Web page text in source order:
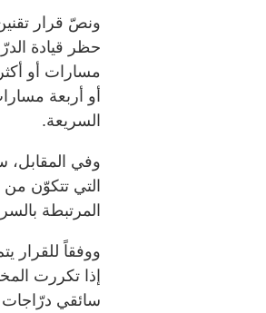
ونصّ قرار
حظر قيادة
مسارات أو
أو أربعة
السريعة.
وفي المقابل،
التي تتكوّن
المرتبطة
إذا تكررت